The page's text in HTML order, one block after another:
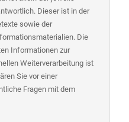
Dieser ist in der
sowie der
Die
Informationen zur
Weiterverarbeitung ist
Sie vor einer
Fragen mit dem